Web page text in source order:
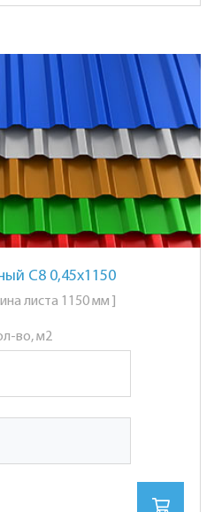
С8 0,45х1150
листа 1150 мм ]
во, м2